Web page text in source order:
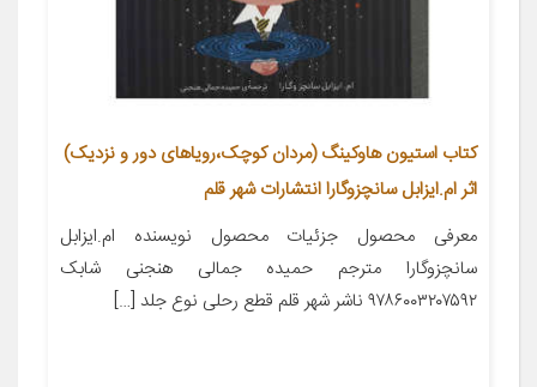
کتاب استیون هاوکینگ (مردان کوچک،رویاهای دور و نزدیک)
اثر ام.ایزابل سانچزوگارا انتشارات شهر قلم
معرفی محصول جزئیات محصول نویسنده ام.ایزابل
سانچزوگارا مترجم حمیده جمالی هنجنی شابک
۹۷۸۶۰۰۳۲۰۷۵۹۲ ناشر شهر قلم قطع رحلی نوع جلد […]